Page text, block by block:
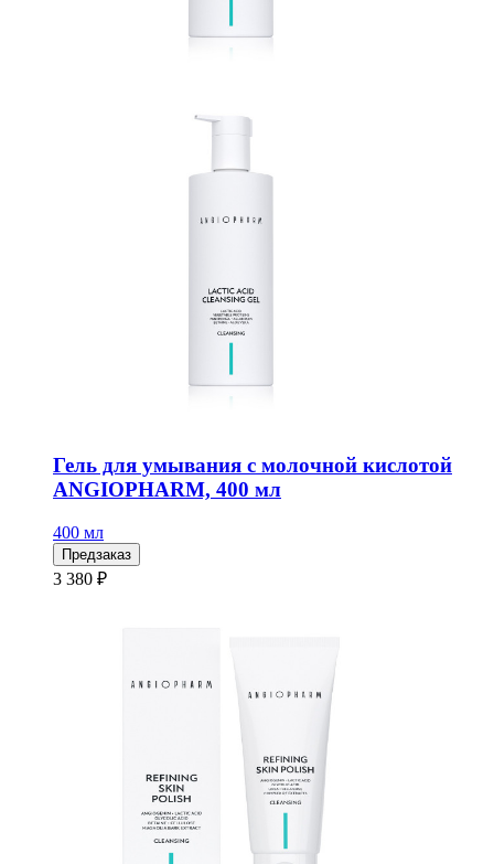
Гель для умывания с молочной кислотой
ANGIOPHARM, 400 мл
400 мл
Предзаказ
3 380 ₽